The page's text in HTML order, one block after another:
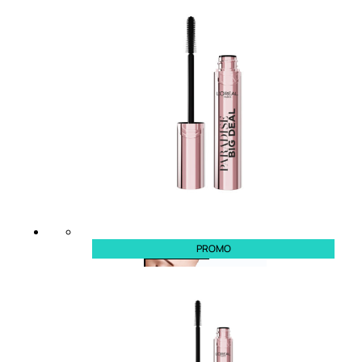
Matita Occhi
Matita Sopracciglia
Mascara
Matita Labbra
Smalto
Smalto Effetti Speciali
Solventi Unghie
Palette
PROMO